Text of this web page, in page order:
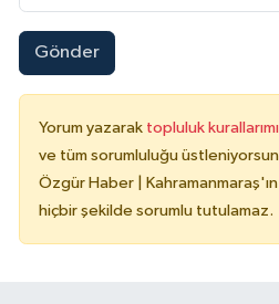
Gönder
Yorum yazarak topluluk
ve tüm sorumluluğu
Özgür Haber |
hiçbir şekilde sorumlu tutulamaz.